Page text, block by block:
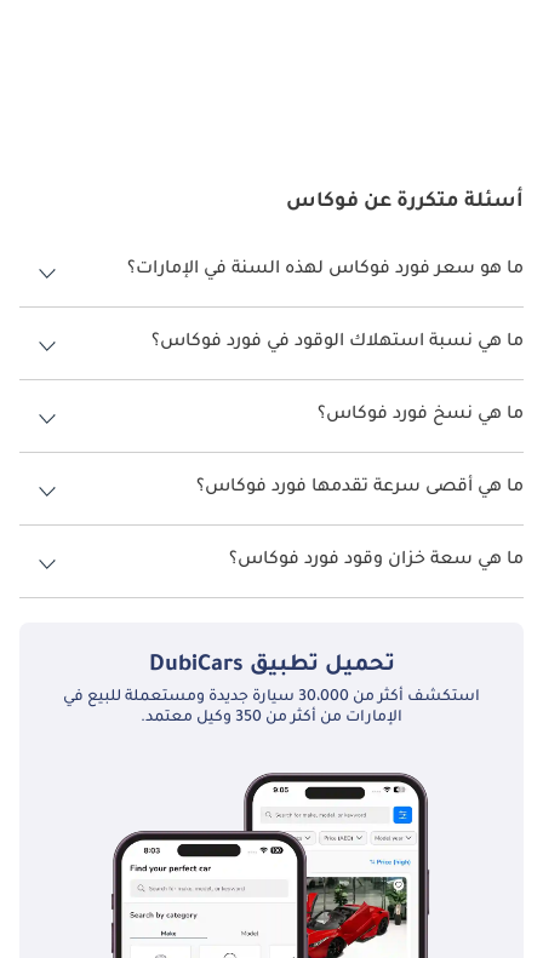
أسئلة متكررة عن فوكاس
ما هو سعر فورد فوكاس لهذه السنة في الإمارات؟
فورد فوكاس لهذه السنة في الإمارات هو TBD.
ما هي نسبة استهلاك الوقود في فورد فوكاس؟
اقترحت الشركة المصنعة أن تكون نسبة توفير استهلاك الوقود لسيارة فورد
فوكاس هو TBD.
ما هي نسخ فورد فوكاس؟
نسخ فورد فوكاس هي .
ما هي أقصى سرعة تقدمها فورد فوكاس؟
السرعة القصوى فورد فوكاس هي TBD.
ما هي سعة خزان وقود فورد فوكاس؟
تبلغ سعة خزان الوقود في فورد فوكاس TBD.
تحميل تطبيق DubiCars
استكشف أكثر من 30،000 سيارة جديدة ومستعملة للبيع في
الإمارات من أكثر من 350 وكيل معتمد.